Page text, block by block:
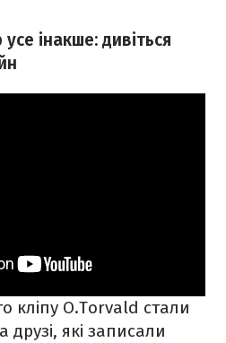
інакше: дивіться
кліпу O.Torvald стали
друзі, які записали